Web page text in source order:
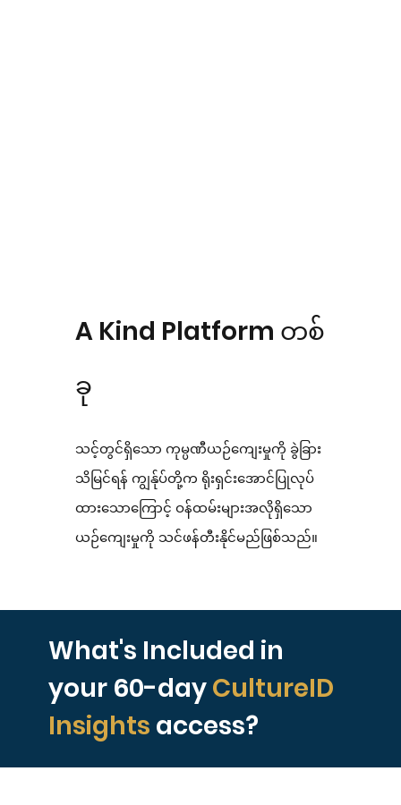
A Kind Platform တစ်
ခု
သင့်တွင်ရှိသော ကုမ္ပဏီယဉ်ကျေးမှုကို ခွဲခြား
သိမြင်ရန် ကျွန်ုပ်တို့က ရိုးရှင်းအောင်ပြုလုပ်
ထားသောကြောင့် ဝန်ထမ်းများအလိုရှိသော
ယဉ်ကျေးမှုကို သင်ဖန်တီးနိုင်မည်ဖြစ်သည်။
What's Included in
your 60-dayCultureID
Insights access?